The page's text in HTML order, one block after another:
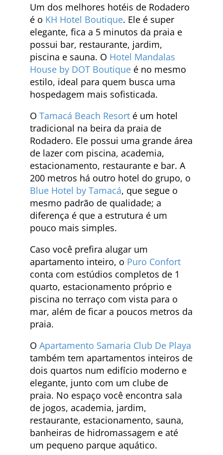
Um dos melhores hotéis de Rodadero
é o KH Hotel Boutique. Ele é super
elegante, fica a 5 minutos da praia e
possui bar, restaurante, jardim,
piscina e sauna. O Hotel Mandalas
House by DOT Boutique é no mesmo
estilo, ideal para quem busca uma
hospedagem mais sofisticada.
O Tamacá Beach Resort é um hotel
tradicional na beira da praia de
Rodadero. Ele possui uma grande área
de lazer com piscina, academia,
estacionamento, restaurante e bar. A
200 metros há outro hotel do grupo, o
Blue Hotel by Tamacá, que segue o
mesmo padrão de qualidade; a
diferença é que a estrutura é um
pouco mais simples.
Caso você prefira alugar um
apartamento inteiro, o Puro Confort
conta com estúdios completos de 1
quarto, estacionamento próprio e
piscina no terraço com vista para o
mar, além de ficar a poucos metros da
praia.
O Apartamento Samaria Club De Playa
também tem apartamentos inteiros de
dois quartos num edifício moderno e
elegante, junto com um clube de
praia. No espaço você encontra sala
de jogos, academia, jardim,
restaurante, estacionamento, sauna,
banheiras de hidromassagem e até
um pequeno parque aquático.